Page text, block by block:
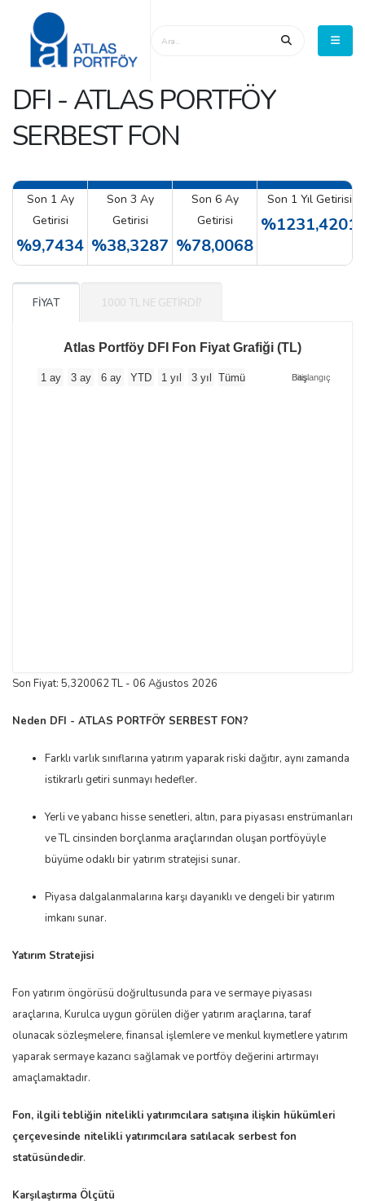
DFI - ATLAS PORTFÖY
SERBEST FON
Son 1 Ay
Getirisi
%9,7434
Son 3 Ay
Getirisi
%38,3287
Son 6 Ay
Getirisi
%78,0068
Son 1 Yıl Getirisi
%1231,4201
FİYAT 1000 TL NE GETİRDİ?
Atlas Portföy DFI Fon Fiyat Grafiği (TL)
1 ay 3 ay 6 ay YTD 1 yıl 3 yıl Tümü Başlangıç
Bitiş
Son Fiyat: 5,320062 TL - 06 Ağustos 2026
Neden DFI - ATLAS PORTFÖY SERBEST FON?
Farklı varlık sınıflarına yatırım yaparak riski dağıtır, aynı zamanda
istikrarlı getiri sunmayı hedefler.
Yerli ve yabancı hisse senetleri, altın, para piyasası enstrümanları
ve TL cinsinden borçlanma araçlarından oluşan portföyüyle
büyüme odaklı bir yatırım stratejisi sunar.
Piyasa dalgalanmalarına karşı dayanıklı ve dengeli bir yatırım
imkanı sunar.
Yatırım Stratejisi
Fon yatırım öngörüsü doğrultusunda para ve sermaye piyasası
araçlarına, Kurulca uygun görülen diğer yatırım araçlarına, taraf
olunacak sözleşmelere, finansal işlemlere ve menkul kıymetlere yatırım
yaparak sermaye kazancı sağlamak ve portföy değerini artırmayı
amaçlamaktadır.
Fon, ilgili tebliğin nitelikli yatırımcılara satışına ilişkin hükümleri
çerçevesinde nitelikli yatırımcılara satılacak serbest fon
statüsündedir.
Karşılaştırma Ölçütü